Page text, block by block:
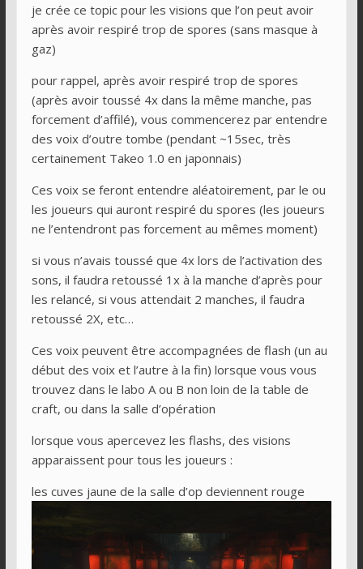
je crée ce topic pour les visions que l’on peut avoir
après avoir respiré trop de spores (sans masque à
gaz)
pour rappel, après avoir respiré trop de spores
(après avoir toussé 4x dans la même manche, pas
forcement d’affilé), vous commencerez par entendre
des voix d’outre tombe (pendant ~15sec, très
certainement Takeo 1.0 en japonnais)
Ces voix se feront entendre aléatoirement, par le ou
les joueurs qui auront respiré du spores (les joueurs
ne l’entendront pas forcement au mêmes moment)
si vous n’avais toussé que 4x lors de l’activation des
sons, il faudra retoussé 1x à la manche d’après pour
les relancé, si vous attendait 2 manches, il faudra
retoussé 2X, etc…
Ces voix peuvent être accompagnées de flash (un au
début des voix et l’autre à la fin) lorsque vous vous
trouvez dans le labo A ou B non loin de la table de
craft, ou dans la salle d’opération
lorsque vous apercevez les flashs, des visions
apparaissent pour tous les joueurs :
les cuves jaune de la salle d’op deviennent rouge